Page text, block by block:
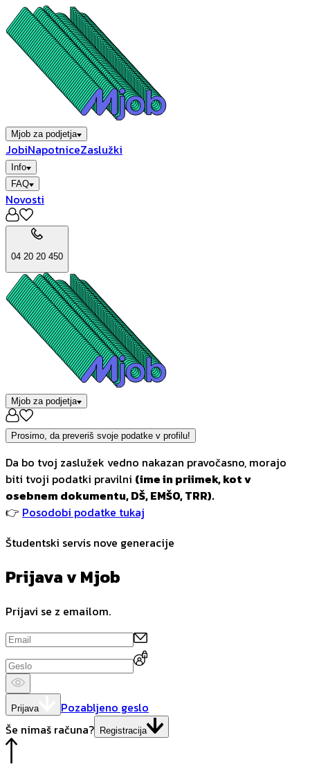
Mjob za podjetja
JobiNapotniceZaslužki
Info
FAQ
Novosti
04 20 20 450
Mjob za podjetja
Prosimo, da preveriš svoje podatke v profilu!
Da bo tvoj zaslužek vedno nakazan pravočasno, morajo
biti tvoji podatki pravilni (ime in priimek, kot v
osebnem dokumentu, DŠ, EMŠO, TRR).
👉 Posodobi podatke tukaj
Študentski servis nove generacije
Prijava v Mjob
Prijavi se z emailom.
Prijava
Pozabljeno geslo
Še nimaš računa? Registracija